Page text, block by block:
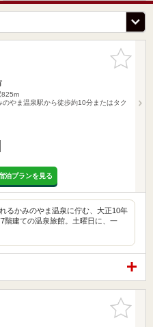
お気に入
りに追加
825m
のやま温泉駅から徒歩約10分またはタク
泊プランを見る
るかみのやま温泉に佇む、大正10年
階建ての温泉旅館。土曜日に、一
お気に入
りに追加